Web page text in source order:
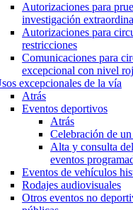
Autorizaciones para
investigación
Autorizaciones para
restricciones
Comunicaciones para
excepcional con nivel
excepcionales de la vía
Atrás
Eventos deportivos
Atrás
Celebración de
Alta y consulta
eventos
Eventos de vehículos
Rodajes audiovisuales
Otros eventos no